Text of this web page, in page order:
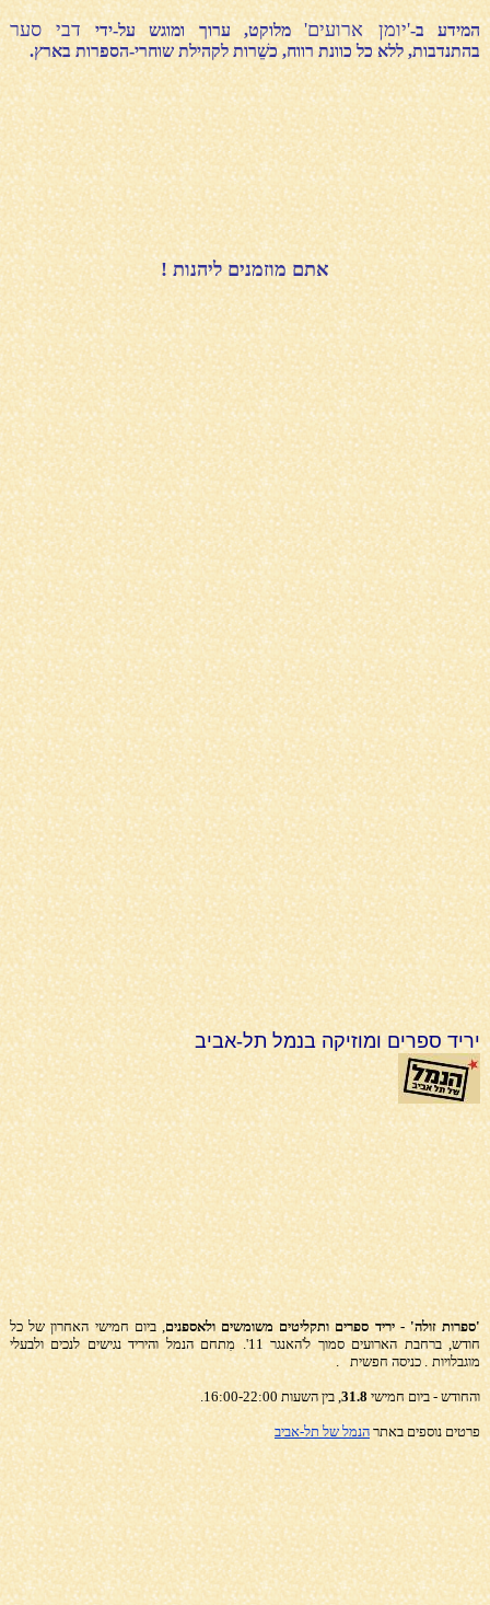
המידע ב-'יומן ארועים' מלוקט, ערוך ומוגש על-ידי דבי סער
בהתנדבות, ללא כל כוונת רווח, כשֵׁרות לקהילת שוחרי-הספרות בארץ.
אתם מוזמנים ליהנות !
יריד ספרים ומוזיקה בנמל תל-אביב
'ספרות זולה' - יריד ספרים ותקליטים משומשים ולאספנים, ביום חמישיהאחרון של כל
חודש, ברחבת הארועים סמוך ל'האנגר 11'. מִתחם הנמל והיריד נגישים לנכים ולבעלי
מוגבלויות . כניסה חפשית .
והחודש - ביום חמישי 31.8, בין השעות 16:00-22:00.
פרטים נוספים באתרהנמל של תל-אביב